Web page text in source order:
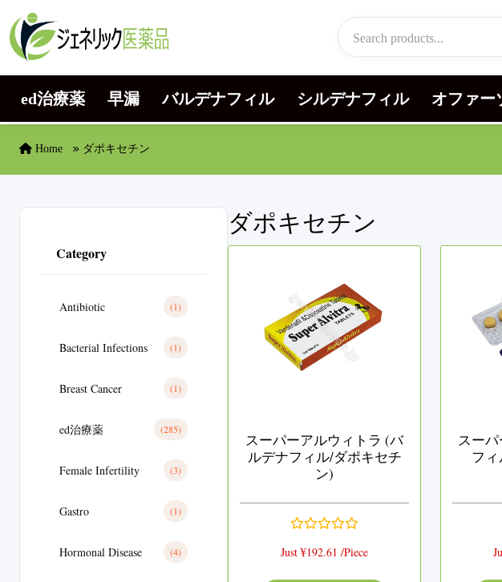
Skip to content
ed治療薬 早漏 バルデナフィル シルデナフィル オファー
Home ダポキセチン
Category
Antibiotic (1)
Bacterial Infections (1)
Breast Cancer (1)
ed治療薬 (285)
Female Infertility (3)
Gastro (1)
Hormonal Disease (4)
ダポキセチン
スーパーアルウィトラ (バ
ルデナフィル/ダポキセチ
ン)
Just ¥192.61 /Piece
スー
フ